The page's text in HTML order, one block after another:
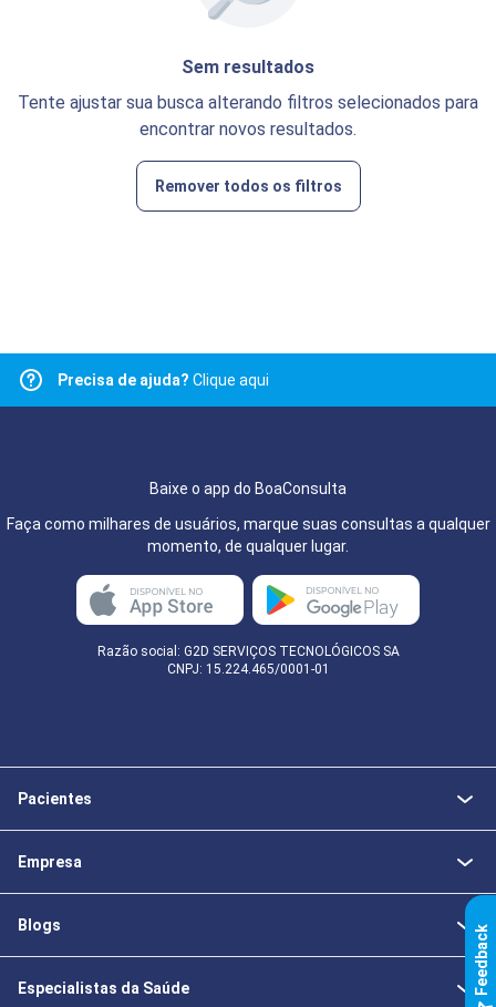
Sem resultados
Tente ajustar sua busca alterando filtros selecionados para
encontrar novos resultados.
Remover todos os filtros
Precisa de ajuda? Clique aqui
Baixe o app do BoaConsulta
Faça como milhares de usuários, marque suas consultas a qualquer
momento, de qualquer lugar.
Razão social: G2D SERVIÇOS TECNOLÓGICOS SA
CNPJ: 15.224.465/0001-01
Pacientes
Empresa
Blogs
Especialistas da Saúde k